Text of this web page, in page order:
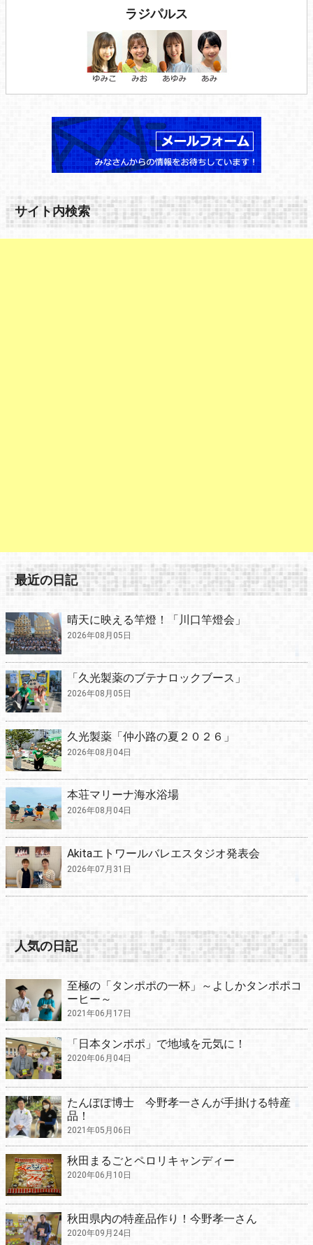
ラジパルス
サイト内検索
最近の日記
晴天に映える竿燈！「川口竿燈会」
2026年08月05日
「久光製薬のブテナロックブース」
2026年08月05日
久光製薬「仲小路の夏２０２６」
2026年08月04日
本荘マリーナ海水浴場
2026年08月04日
Akitaエトワールバレエスタジオ発表会
2026年07月31日
人気の日記
至極の「タンポポの一杯」～よしかタンポポコ
ーヒー～
2021年06月17日
「日本タンポポ」で地域を元気に！
2020年06月04日
たんぽぽ博士 今野孝一さんが手掛ける特産
品！
2021年05月06日
秋田まるごとペロリキャンディー
2020年06月10日
秋田県内の特産品作り！今野孝一さん
2020年09月24日